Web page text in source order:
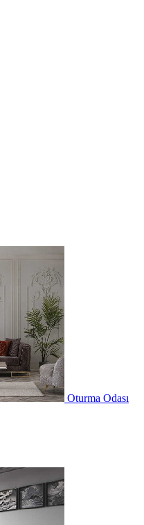
Oturma Odası